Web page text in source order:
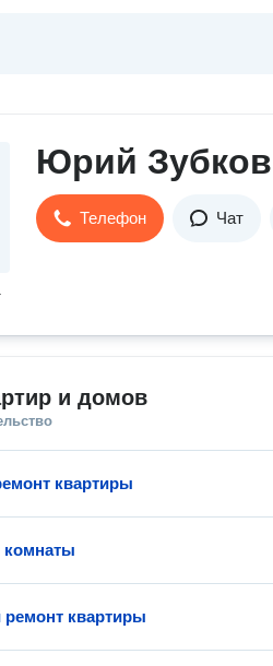
Юрий Зубков
Телефон Чат
и домов
квартиры
комнаты
ремонт квартиры